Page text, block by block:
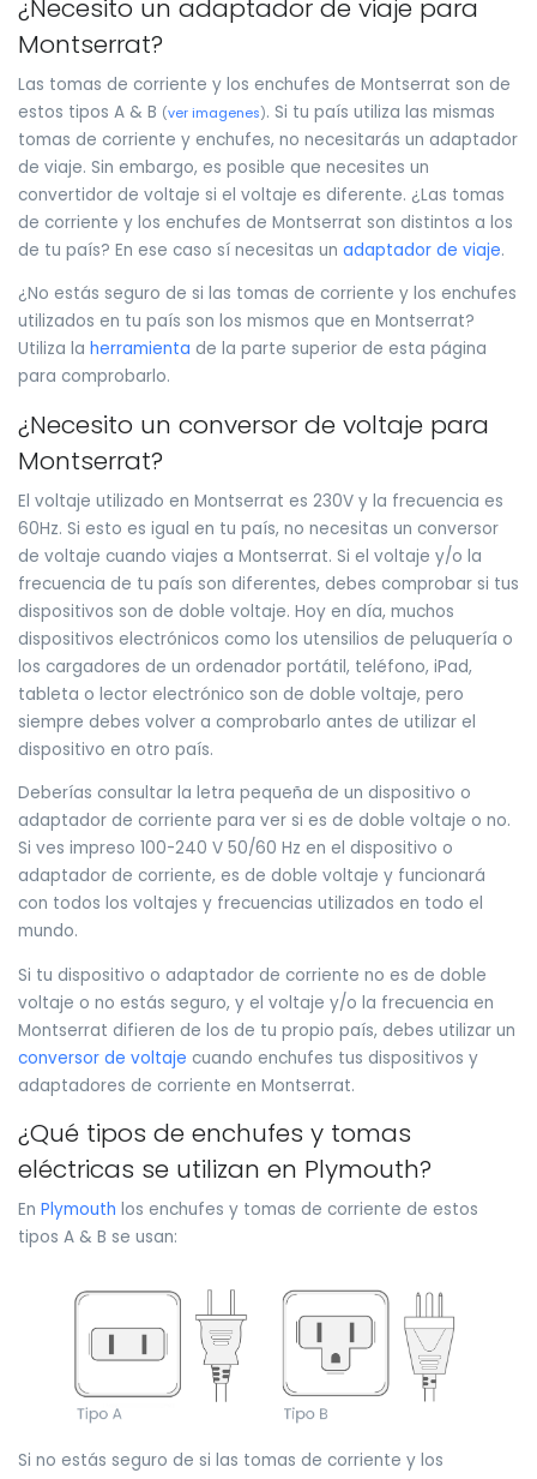
¿Necesito un adaptador de viaje para
Montserrat?
Las tomas de corriente y los enchufes de Montserrat son de
estos tipos A & B (ver imagenes). Si tu país utiliza las mismas
tomas de corriente y enchufes, no necesitarás un adaptador
de viaje. Sin embargo, es posible que necesites un
convertidor de voltaje si el voltaje es diferente. ¿Las tomas
de corriente y los enchufes de Montserrat son distintos a los
de tu país? En ese caso sí necesitas un adaptador de viaje.
¿No estás seguro de si las tomas de corriente y los enchufes
utilizados en tu país son los mismos que en Montserrat?
Utiliza la herramienta de la parte superior de esta página
para comprobarlo.
¿Necesito un conversor de voltaje para
Montserrat?
El voltaje utilizado en Montserrat es 230V y la frecuencia es
60Hz. Si esto es igual en tu país, no necesitas un conversor
de voltaje cuando viajes a Montserrat. Si el voltaje y/o la
frecuencia de tu país son diferentes, debes comprobar si tus
dispositivos son de doble voltaje. Hoy en día, muchos
dispositivos electrónicos como los utensilios de peluquería o
los cargadores de un ordenador portátil, teléfono, iPad,
tableta o lector electrónico son de doble voltaje, pero
siempre debes volver a comprobarlo antes de utilizar el
dispositivo en otro país.
Deberías consultar la letra pequeña de un dispositivo o
adaptador de corriente para ver si es de doble voltaje o no.
Si ves impreso 100-240 V 50/60 Hz en el dispositivo o
adaptador de corriente, es de doble voltaje y funcionará
con todos los voltajes y frecuencias utilizados en todo el
mundo.
Si tu dispositivo o adaptador de corriente no es de doble
voltaje o no estás seguro, y el voltaje y/o la frecuencia en
Montserrat difieren de los de tu propio país, debes utilizar un
conversor de voltaje cuando enchufes tus dispositivos y
adaptadores de corriente en Montserrat.
¿Qué tipos de enchufes y tomas
eléctricas se utilizan en Plymouth?
En Plymouth los enchufes y tomas de corriente de estos
tipos A & B se usan:
Si no estás seguro de si las tomas de corriente y los